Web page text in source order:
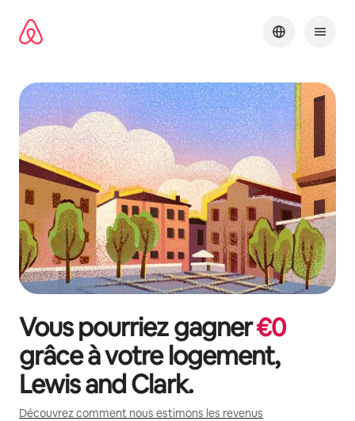
directement
Vous pourriez gagner€0
grâce à votre logement,
Lewis and Clark.
Découvrez comment nous estimons les revenus